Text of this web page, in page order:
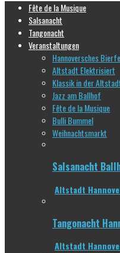
Fête de la Musique
Salsanacht
Tangonacht
Veranstaltungen
Hannoversches
Altstadt Elektrisiert
Klassik in der
Jazz am Ballhof
Fête de la Musique
Bulli Bummel
Weihnachtsmarkt
Salsanacht
Altstadt
Tangonacht
Altstadt